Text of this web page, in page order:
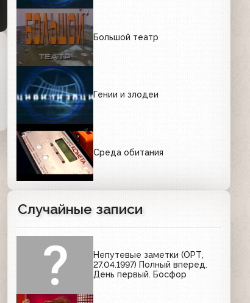
Большой театр
Гении и злодеи
Среда обитания
Случайные записи
Непутевые заметки (ОРТ,
27.04.1997) Полный вперед.
День первый. Босфор